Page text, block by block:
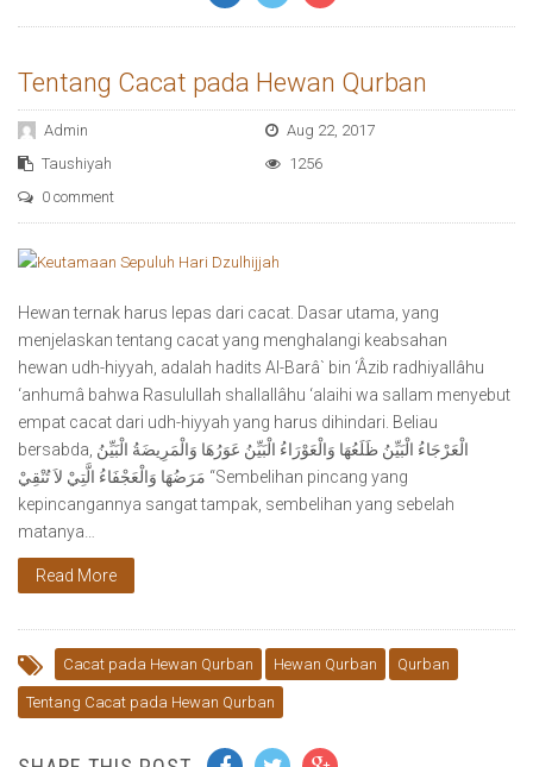
Tentang Cacat pada Hewan Qurban
Admin
Aug 22, 2017
Taushiyah
1256
0 comment
Hewan ternak harus lepas dari cacat. Dasar utama, yang
menjelaskan tentang cacat yang menghalangi keabsahan
hewan udh-hiyyah, adalah hadits Al-Barâ` bin ‘Âzib radhiyallâhu
‘anhumâ bahwa Rasulullah shallallâhu ‘alaihi wa sallam menyebut
empat cacat dari udh-hiyyah yang harus dihindari. Beliau
bersabda, الْعَرْجَاءُ الْبَيِّنُ ظَلَعُهَا وَالْعَوْرَاءُ الْبَيِّنُ عَوَرُهَا وَالْمَرِيضَةُ الْبَيِّنُ
مَرَضُهَا وَالْعَجْفَاءُ الَّتِيْ لاَ تُنْقِيْ “Sembelihan pincang yang
kepincangannya sangat tampak, sembelihan yang sebelah
matanya…
Read More
Cacat pada Hewan Qurban Hewan Qurban Qurban
Tentang Cacat pada Hewan Qurban